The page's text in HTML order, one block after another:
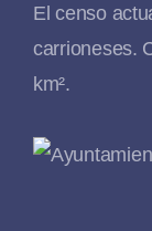
El censo
carrioneses.
km².